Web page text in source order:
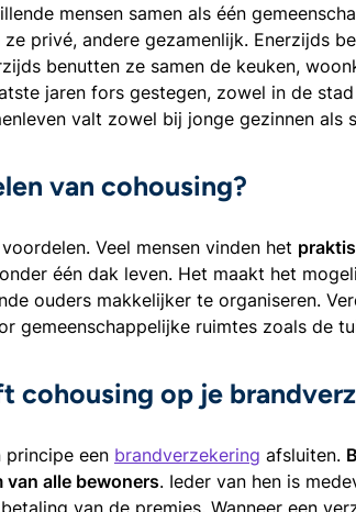
mensen samen als één
privé, andere gezamenlijk. Enerzijds
benutten ze samen de keuken,
jaren fors gestegen, zowel in de
valt zowel bij jonge gezinnen als
van cohousing?
Veel mensen vinden het
één dak leven. Het maakt het
ouders makkelijker te organiseren.
gemeenschappelijke ruimtes zoals de
cohousing op je
een brandverzekering afsluiten.
alle bewoners. Ieder van hen is
van de premies. Wanneer een